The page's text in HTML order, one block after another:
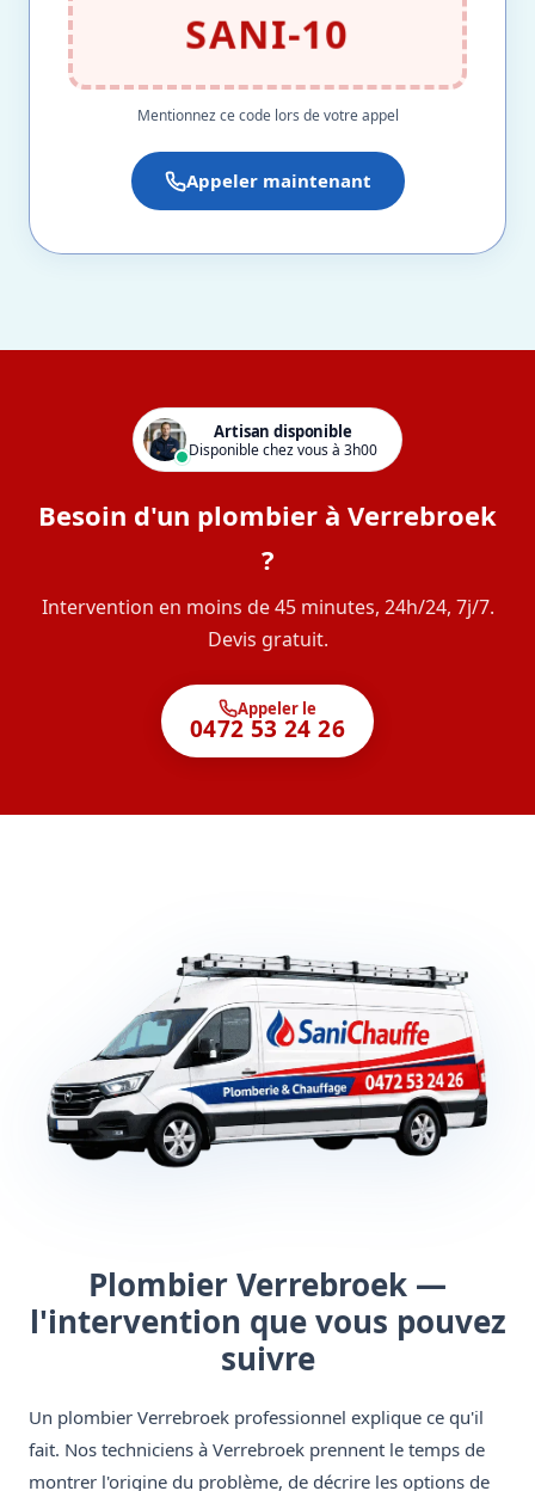
SANI-10
Mentionnez ce code lors de votre appel
Appeler maintenant
Artisan disponible
Disponible chez vous à 3h00
Besoin d'un plombier à Verrebroek
?
Intervention en moins de 45 minutes, 24h/24, 7j/7.
Devis gratuit.
Appeler le
0472 53 24 26
Plombier Verrebroek —
l'intervention que vous pouvez
suivre
Un plombier Verrebroek professionnel explique ce qu'il
fait. Nos techniciens à Verrebroek prennent le temps de
montrer l'origine du problème, de décrire les options de